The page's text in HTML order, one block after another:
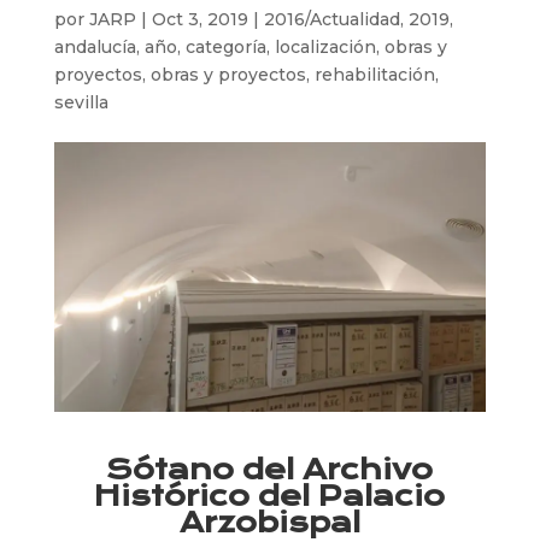
por JARP | Oct 3, 2019 | 2016/Actualidad, 2019,
andalucía, año, categoría, localización, obras y
proyectos, obras y proyectos, rehabilitación,
sevilla
Sótano del Archivo
Histórico del Palacio
Arzobispal